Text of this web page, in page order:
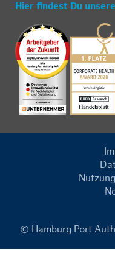
Hier findest Du
© Hamburg Port